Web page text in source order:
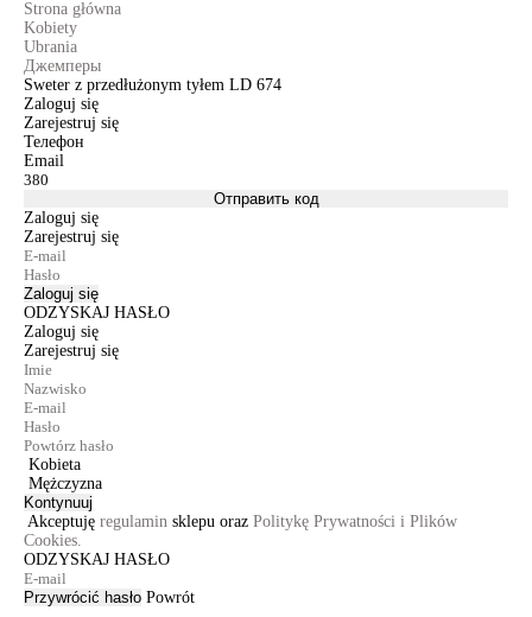
Strona główna
Kobiety
Ubrania
Джемперы
Sweter z przedłużonym tyłem LD 674
Zaloguj się
Zarejestruj się
Телефон
Email
Отправить код
Zaloguj się
Zarejestruj się
Zaloguj się
ODZYSKAJ HASŁO
Zaloguj się
Zarejestruj się
Kobieta
Mężczyzna
Kontynuuj
Akceptuję regulamin sklepu oraz Politykę Prywatności i Plików
Cookies.
ODZYSKAJ HASŁO
Przywrócić hasło Powrót